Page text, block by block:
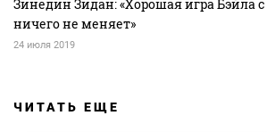
Зинедин Зидан: «Хорошая игра Бэйла
ничего не меняет»
24 июля 2019
ЧИТАТЬ ЕЩЕ